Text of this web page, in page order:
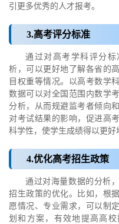
引更多优秀的人才报考。
3.高考评分标准
通过对高考学科评分标
析，可以更好地了解各省的
目权重等情况。以高考数学
数据可以对全国范围内数学
分析，从而规避监考者倾向
对考试结果的影响，促进高
科学性，使学生成绩得以更好
4.优化高考招生政策
通过对海量数据的分析
招生政策的优化。比如，根
愿情况、专业需求，可以制
划和方案，有效地提高高